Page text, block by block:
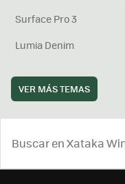
Surface Pro 3
Lumia Denim
VER MÁS TEMAS